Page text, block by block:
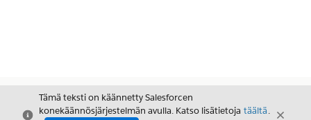
Sulje
Tämä teksti on käännetty Salesforcen
konekäännösjärjestelmän avulla. Katso lisätietoja täältä.